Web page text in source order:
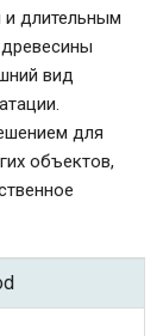
и длительным
вид
для
объектов,